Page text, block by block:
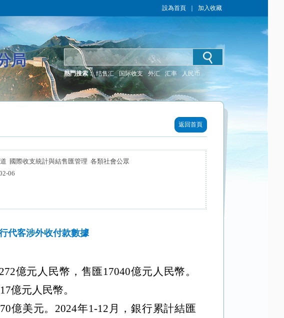
設為首頁 加入收藏
局
熱門搜索： 结售汇 国际收支 外汇 汇率 人民币
返回首頁
國際收支統計與結售匯管理 各類社會公眾
06
代客涉外收付款數據
億元人民幣，售匯17040億元人民幣。
億元人民幣。
億美元。2024年1-12月，銀行累計結匯